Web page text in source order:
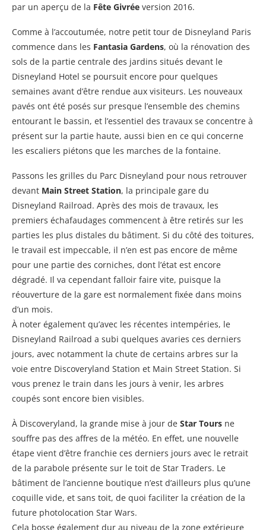
par un aperçu de la Fête Givrée version 2016.
Comme à l’accoutumée, notre petit tour de Disneyland Paris
commence dans les Fantasia Gardens, où la rénovation des
sols de la partie centrale des jardins situés devant le
Disneyland Hotel se poursuit encore pour quelques
semaines avant d’être rendue aux visiteurs. Les nouveaux
pavés ont été posés sur presque l’ensemble des chemins
entourant le bassin, et l’essentiel des travaux se concentre à
présent sur la partie haute, aussi bien en ce qui concerne
les escaliers piétons que les marches de la fontaine.
Passons les grilles du Parc Disneyland pour nous retrouver
devant Main Street Station, la principale gare du
Disneyland Railroad. Après des mois de travaux, les
premiers échafaudages commencent à être retirés sur les
parties les plus distales du bâtiment. Si du côté des toitures,
le travail est impeccable, il n’en est pas encore de même
pour une partie des corniches, dont l’état est encore
dégradé. Il va cependant falloir faire vite, puisque la
réouverture de la gare est normalement fixée dans moins
d’un mois.
À noter également qu’avec les récentes intempéries, le
Disneyland Railroad a subi quelques avaries ces derniers
jours, avec notamment la chute de certains arbres sur la
voie entre Discoveryland Station et Main Street Station. Si
vous prenez le train dans les jours à venir, les arbres
coupés sont encore bien visibles.
À Discoveryland, la grande mise à jour de Star Tours ne
souffre pas des affres de la météo. En effet, une nouvelle
étape vient d’être franchie ces derniers jours avec le retrait
de la parabole présente sur le toit de Star Traders. Le
bâtiment de l’ancienne boutique n’est d’ailleurs plus qu’une
coquille vide, et sans toit, de quoi faciliter la création de la
future photolocation Star Wars.
Cela bosse également dur au niveau de la zone extérieure